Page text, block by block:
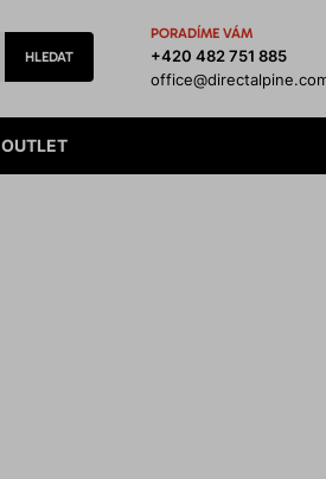
HLEDAT
PORADÍME VÁM
+420 482 751 885
OUTLET